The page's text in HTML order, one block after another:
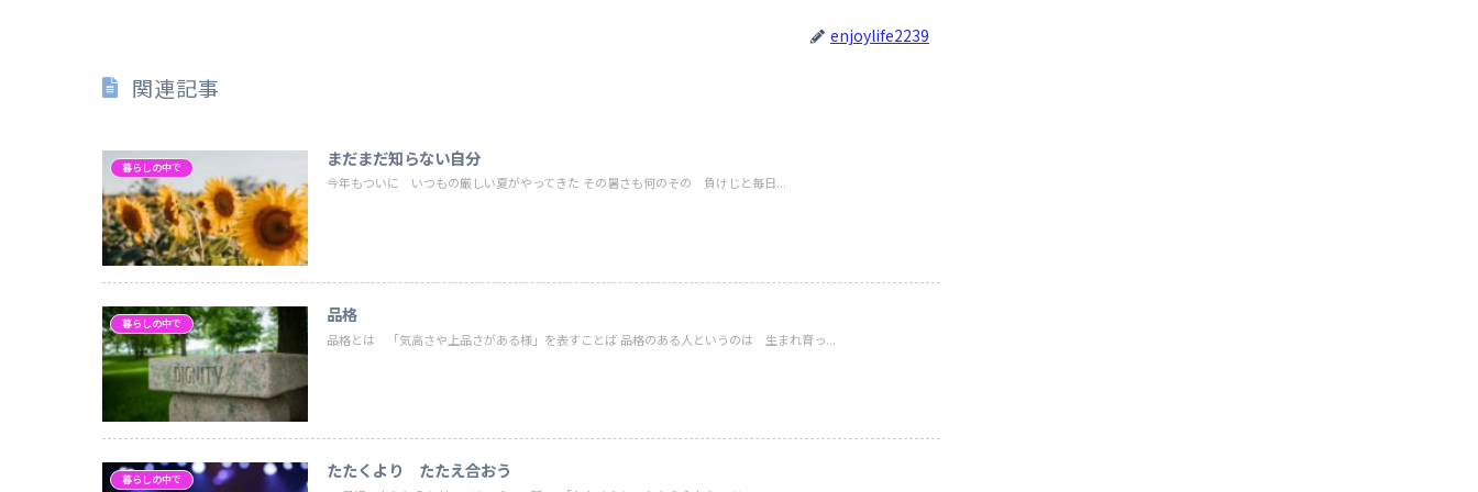
enjoylife2239
関連記事
暮らしの中で まだまだ知らない自分
今年もついに いつもの厳しい夏がやってきた その暑さも何のその 負けじと毎日...
暮らしの中で 品格
品格とは 「気高さや上品さがある様」を表すことば 品格のある人というのは 生まれ育っ...
暮らしの中で たたくより たたえ合おう